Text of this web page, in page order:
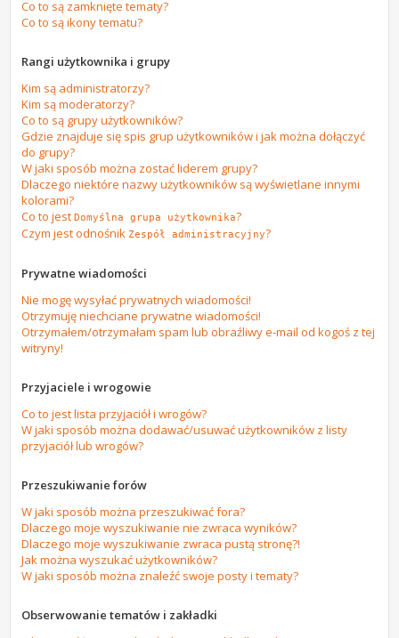
Co to są zamknięte tematy?
Co to są ikony tematu?
Rangi użytkownika i grupy
Kim są administratorzy?
Kim są moderatorzy?
Co to są grupy użytkowników?
Gdzie znajduje się spis grup użytkowników i jak można dołączyć
do grupy?
W jaki sposób można zostać liderem grupy?
Dlaczego niektóre nazwy użytkowników są wyświetlane innymi
kolorami?
Co to jestDomyślna grupa użytkownika?
Czym jest odnośnikZespół administracyjny?
Prywatne wiadomości
Nie mogę wysyłać prywatnych wiadomości!
Otrzymuję niechciane prywatne wiadomości!
Otrzymałem/otrzymałam spam lub obraźliwy e-mail od kogoś z tej
witryny!
Przyjaciele i wrogowie
Co to jest lista przyjaciół i wrogów?
W jaki sposób można dodawać/usuwać użytkowników z listy
przyjaciół lub wrogów?
Przeszukiwanie forów
W jaki sposób można przeszukiwać fora?
Dlaczego moje wyszukiwanie nie zwraca wyników?
Dlaczego moje wyszukiwanie zwraca pustą stronę?!
Jak można wyszukać użytkowników?
W jaki sposób można znaleźć swoje posty i tematy?
Obserwowanie tematów i zakładki